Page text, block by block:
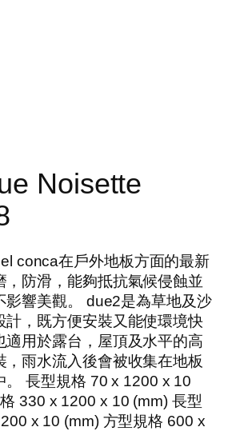
Noisette
conca在戶外地板方面的最新
，防滑，能夠抵抗氣候侵蝕並
影響美觀。 due2是為草地及沙
計，既方便安裝又能使環境快
適用於露台，屋頂及水平的高
，雨水流入後會被收集在地板
。 長型規格 70 x 1200 x 10
330 x 1200 x 10 (mm) 長型
x 10 (mm) 方型規格 600 x